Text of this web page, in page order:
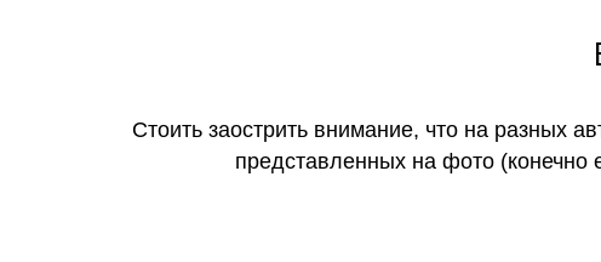
Стоить заострить внимание, что на разных
представленных на фото (конечно